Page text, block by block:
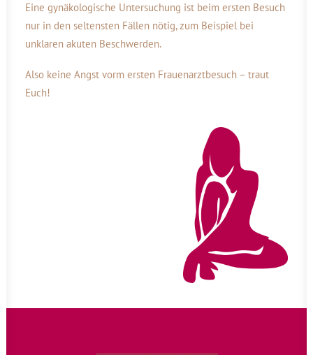
Eine gynäkologische Untersuchung ist beim ersten Besuch
nur in den seltensten Fällen nötig, zum Beispiel bei
unklaren akuten Beschwerden.
Also keine Angst vorm ersten Frauenarztbesuch – traut
Euch!